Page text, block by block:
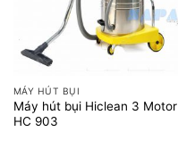
MÁY HÚT BỤI
Máy hút bụi Hiclean 3 Motor
HC 903